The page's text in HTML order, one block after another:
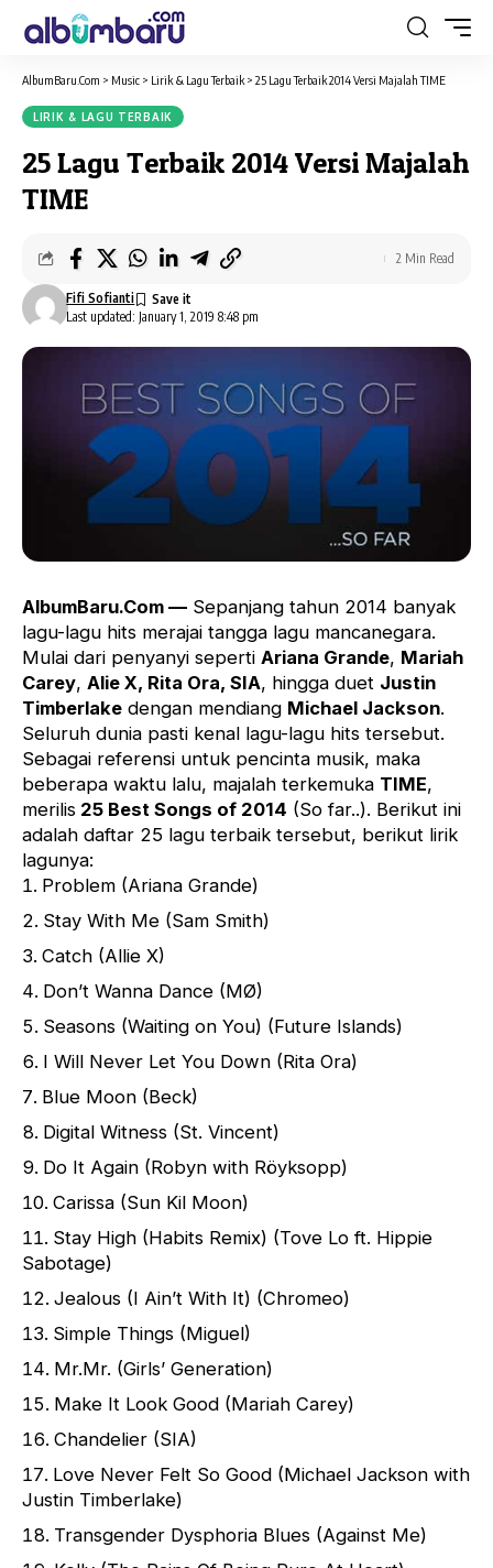
AlbumBaru.Com > Music > Lirik & Lagu Terbaik > 25 Lagu Terbaik 2014 Versi Majalah TIME
LIRIK & LAGU TERBAIK
25 Lagu Terbaik 2014 Versi Majalah
TIME
Last updated: January 1, 2019 8:48 pm
Fifi Sofianti
2 Min Read
AlbumBaru.Com — Sepanjang tahun 2014 banyak
lagu-lagu hits merajai tangga lagu mancanegara.
Mulai dari penyanyi seperti Ariana Grande, Mariah
Carey, Alie X, Rita Ora, SIA, hingga duet Justin
Timberlake dengan mendiang Michael Jackson.
Seluruh dunia pasti kenal lagu-lagu hits tersebut.
Sebagai referensi untuk pencinta musik, maka
beberapa waktu lalu, majalah terkemuka TIME,
merilis 25 Best Songs of 2014 (So far..). Berikut ini
adalah daftar 25 lagu terbaik tersebut, berikut lirik
lagunya:
Problem (Ariana Grande)
Stay With Me (Sam Smith)
Catch (Allie X)
Don’t Wanna Dance (MØ)
Seasons (Waiting on You) (Future Islands)
I Will Never Let You Down (Rita Ora)
Blue Moon (Beck)
Digital Witness (St. Vincent)
Do It Again (Robyn with Röyksopp)
Carissa (Sun Kil Moon)
Stay High (Habits Remix) (Tove Lo ft. Hippie
Sabotage)
Jealous (I Ain’t With It) (Chromeo)
Simple Things (Miguel)
Mr.Mr. (Girls’ Generation)
Make It Look Good (Mariah Carey)
Chandelier (SIA)
Love Never Felt So Good (Michael Jackson with
Justin Timberlake)
Transgender Dysphoria Blues (Against Me)